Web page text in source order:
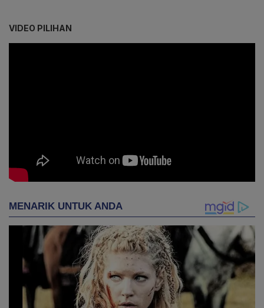
VIDEO PILIHAN